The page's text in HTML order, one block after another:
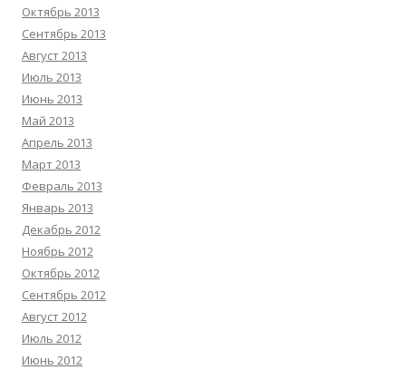
Октябрь 2013
Сентябрь 2013
Август 2013
Июль 2013
Июнь 2013
Май 2013
Апрель 2013
Март 2013
Февраль 2013
Январь 2013
Декабрь 2012
Ноябрь 2012
Октябрь 2012
Сентябрь 2012
Август 2012
Июль 2012
Июнь 2012